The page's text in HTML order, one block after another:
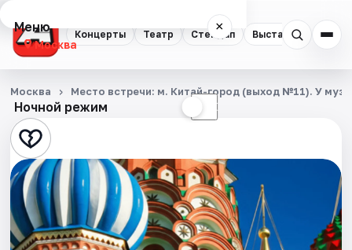
Концерты Театр Стендап Выставки
Меню ×
Москва
Концерты
Театр
Стендап
Выставки
Квесты
Ночной режим ☾
Москва Место встречи: м. Китай-город (выход №11). У